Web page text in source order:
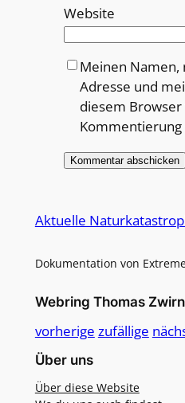
Website
Meinen Namen,
Adresse und
diesem
Kommentierung
Aktuelle
Dokumentation von
Webring Thomas
vorherige zufällige
Über uns
Über diese Website